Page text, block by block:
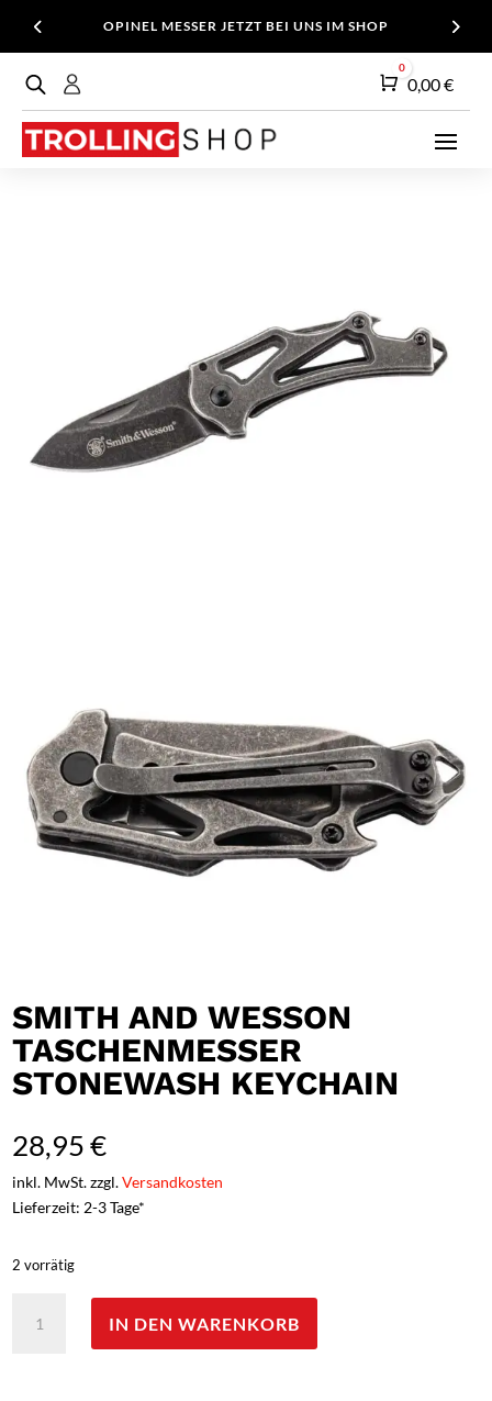
OPINEL MESSER JETZT BEI UNS IM SHOP
Warenkorb
0
0,00€
SMITH AND WESSON
TASCHENMESSER
STONEWASH KEYCHAIN
28,95€
inkl. MwSt. zzgl.Versandkosten
Lieferzeit: 2-3 Tage*
2 vorrätig
IN DEN WARENKORB